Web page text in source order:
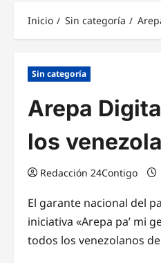
Inicio Sin categoría
Sin categoría
Arepa
los
Redacción 24Contigo
El garante nacional del
iniciativa «Arepa pa’ mi
todos los venezolanos